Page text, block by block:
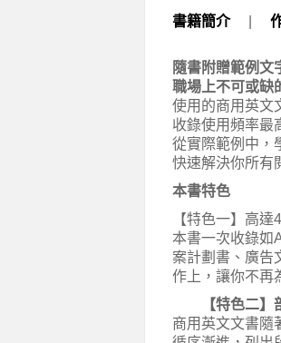
書籍簡介
隨書附贈範例文
職場上不可或缺
使用的商用英文
收錄使用頻率最
從實際範例中，
快速解決你所有
本書特色
【特色一】高
本書一次收錄如
案計劃書、廣告
作上，讓你不再
【特色二】剖
商用英文文書